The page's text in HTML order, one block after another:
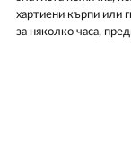
хартиени кърпи или
за няколко часа,